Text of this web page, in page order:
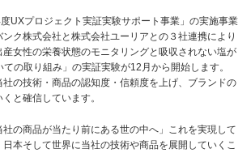
UXプロジェクト実証実験サポート事業」の実施事業
ク株式会社と株式会社ユーリアとの３社連携により
産女性の栄養状態のモニタリングと吸収されない塩が
の取り組み」の実証実験が12月から開始します。
社の技術・商品の認知度・信頼度を上げ、ブランドの
と確信しています。
社の商品が当たり前にある世の中へ」これを実現して
本そして世界に当社の技術や商品を展開していくこ